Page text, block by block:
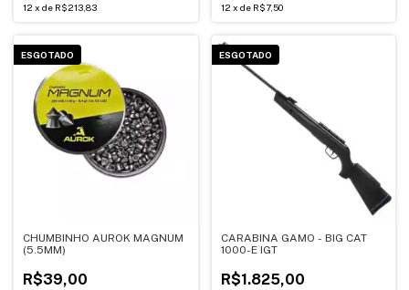
12 x de R$213,83 12 x de R$7,50
ESGOTADO
CHUMBINHO AUROK MAGNUM
(5.5MM)
R$39,00
ESGOTADO
CARABINA GAMO - BIG CAT
1000-E IGT
R$1.825,00